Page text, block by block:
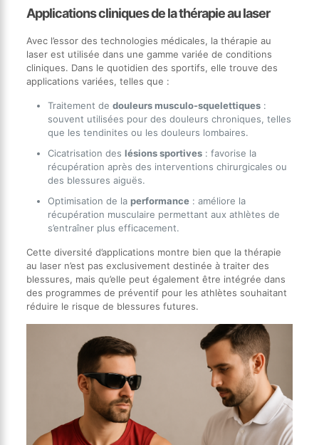
Applications cliniques de la thérapie au laser
Avec l’essor des technologies médicales, la thérapie au
laser est utilisée dans une gamme variée de conditions
cliniques. Dans le quotidien des sportifs, elle trouve des
applications variées, telles que :
Traitement de douleurs musculo-squelettiques:
souvent utilisées pour des douleurs chroniques, telles
que les tendinites ou les douleurs lombaires.
Cicatrisation des lésions sportives: favorise la
récupération après des interventions chirurgicales ou
des blessures aiguës.
Optimisation de la performance: améliore la
récupération musculaire permettant aux athlètes de
s’entraîner plus efficacement.
Cette diversité d’applications montre bien que la thérapie
au laser n’est pas exclusivement destinée à traiter des
blessures, mais qu’elle peut également être intégrée dans
des programmes de préventif pour les athlètes souhaitant
réduire le risque de blessures futures.